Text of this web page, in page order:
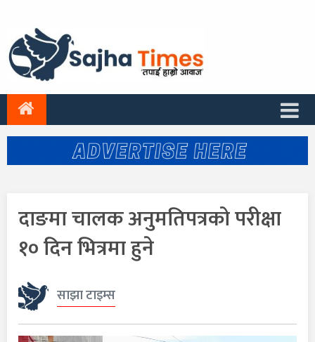
दाङमा चालक अनुमतिपत्रको परीक्षा
१० दिन भित्रमा हुने
साझा टाइम्स